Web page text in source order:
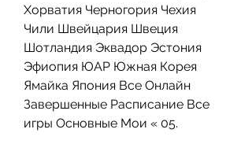
Хорватия Черногория Чехия
Чили Швейцария Швеция
Шотландия Эквадор Эстония
Эфиопия ЮАР Южная Корея
Ямайка Япония Все Онлайн
Завершенные Расписание Все
игры Основные Мои « 05.